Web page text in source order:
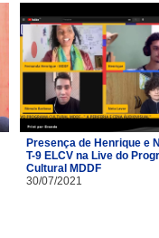
Presença de Henrique e
T-9 ELCV na Live do
Cultural MDDF
30/07/2021